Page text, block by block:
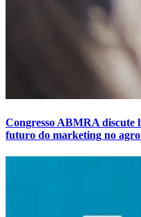
Congresso ABMRA discute
futuro do marketing no